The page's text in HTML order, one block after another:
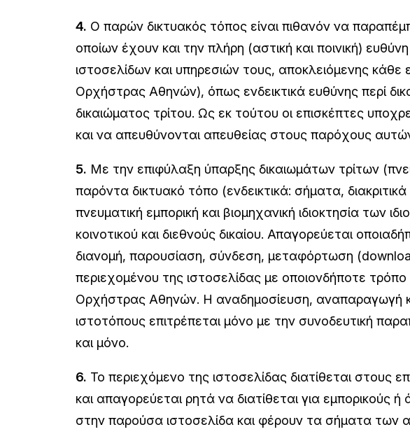
4. Ο παρών δικτυακός τόπος είναι πιθανόν να
οποίων έχουν και την πλήρη (αστική και ποινική)
ιστοσελίδων και υπηρεσιών τους, αποκλειόμενης κάθε
Ορχήστρας Αθηνών), όπως ενδεικτικά ευθύνης περί
δικαιώματος τρίτου. Ως εκ τούτου οι επισκέπτες
και να απευθύνονται απευθείας στους παρόχους
5. Με την επιφύλαξη ύπαρξης δικαιωμάτων τρίτων
παρόντα δικτυακό τόπο (ενδεικτικά: σήματα,
πνευματική εμπορική και βιομηχανική ιδιοκτησία των
κοινοτικού και διεθνούς δικαίου. Απαγορεύεται
διανομή, παρουσίαση, σύνδεση, μεταφόρτωση
περιεχομένου της ιστοσελίδας με οποιονδήποτε
Ορχήστρας Αθηνών. Η αναδημοσίευση, αναπαραγωγή
ιστοτόπους επιτρέπεται μόνο με την συνοδευτική
και μόνο.
6. Το περιεχόμενο της ιστοσελίδας διατίθεται στους
και απαγορεύεται ρητά να διατίθεται για
στην παρούσα ιστοσελίδα και φέρουν τα σήματα των